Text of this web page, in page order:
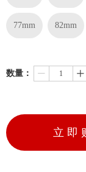
77mm 82mm
数量： ꄷ ꄸ
立 即